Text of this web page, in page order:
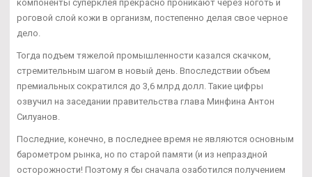
компоненты суперклея прекрасно проникают через ноготь и
роговой слой кожи в организм, постепенно делая свое черное
дело.
Тогда подъем тяжелой промышленности казался скачком,
стремительным шагом в новый день. Впоследствии объем
премиальных сократился до 3,6 млрд долл. Такие цифры
озвучил на заседании правительства глава Минфина Антон
Силуанов.
Последние, конечно, в последнее время не являются основным
барометром рынка, но по старой памяти (и из непраздной
осторожности! Поэтому я бы сначала озаботился получением